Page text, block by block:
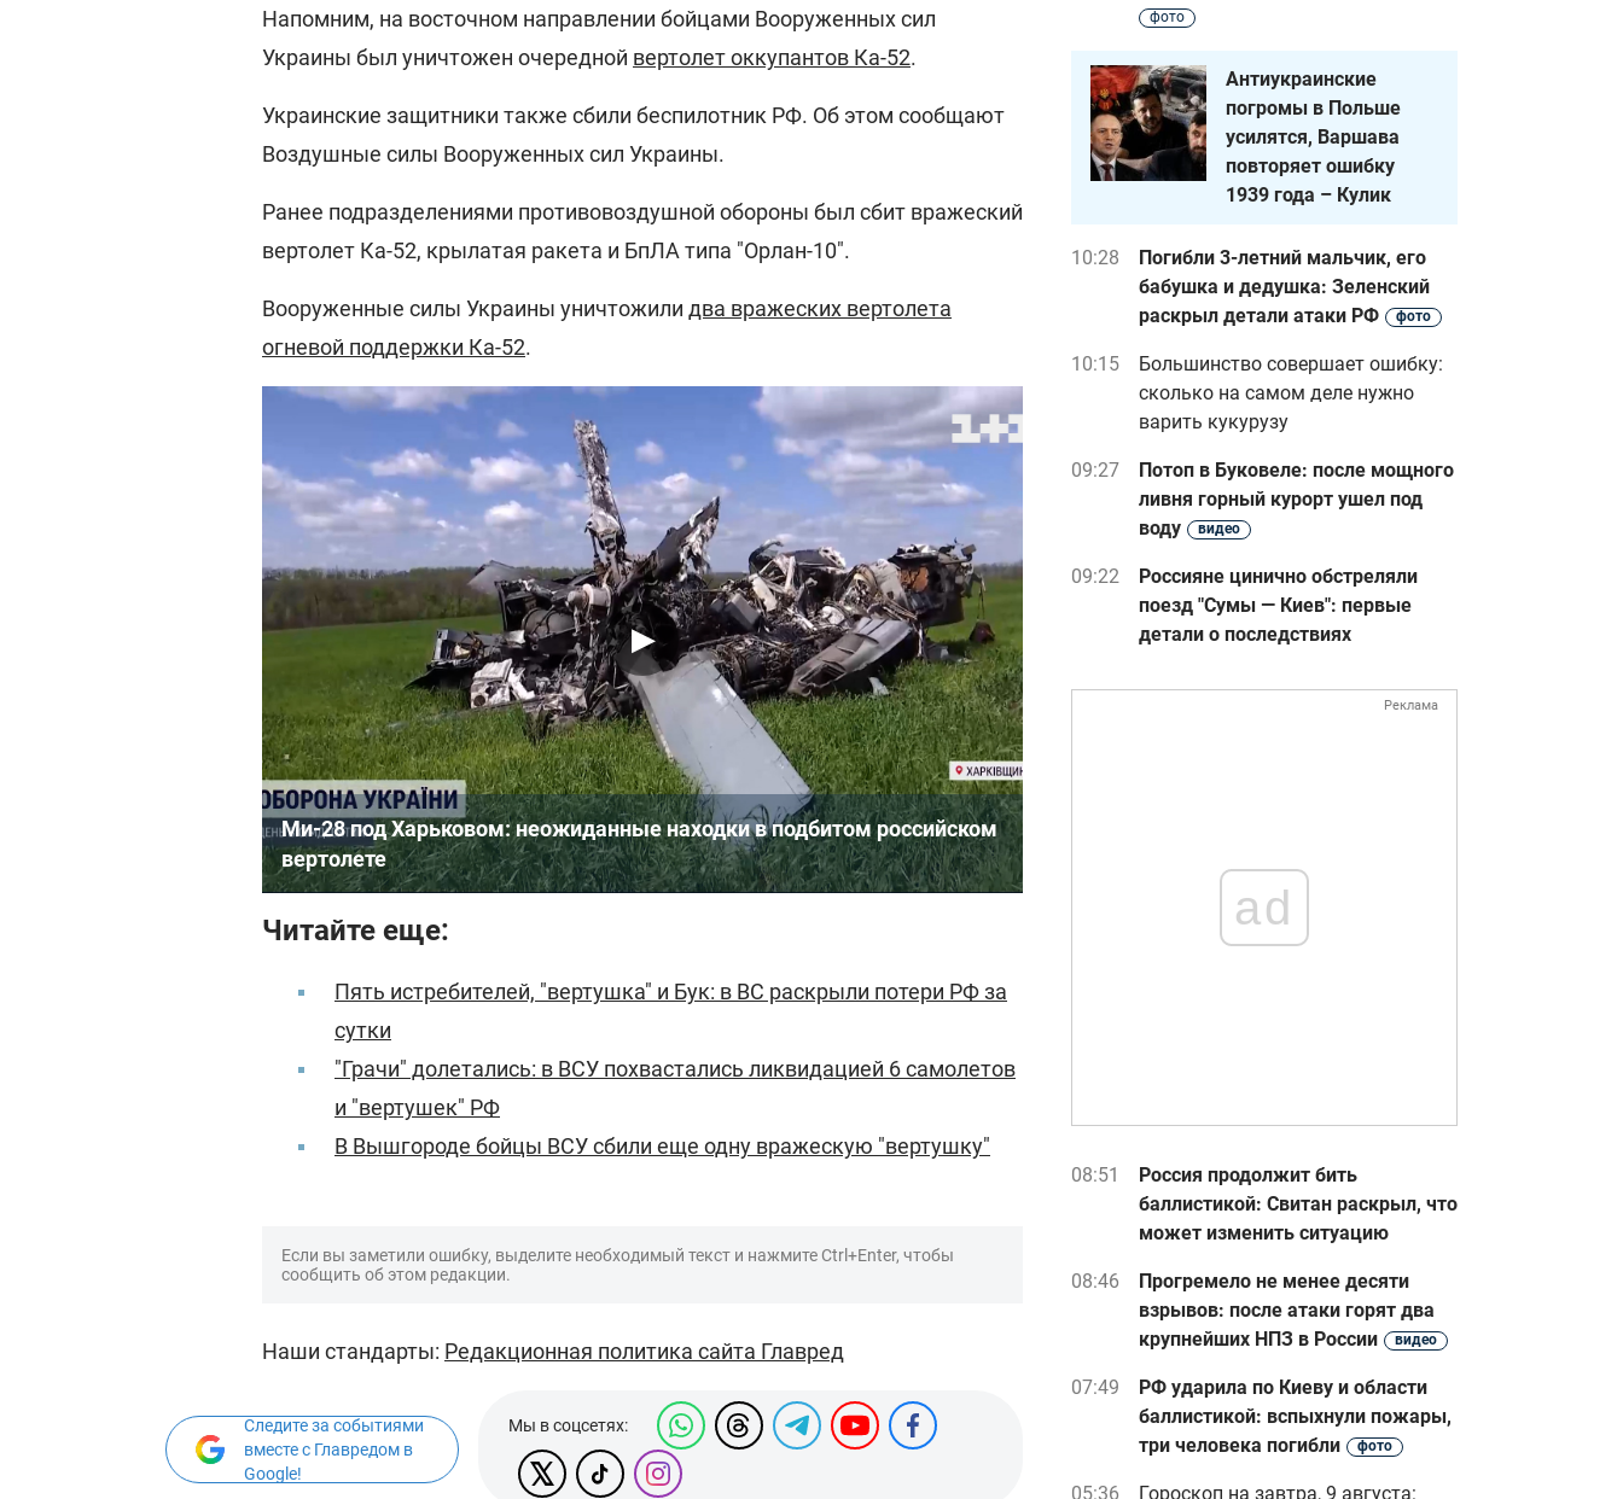
Напомним, на восточном направлении бойцами Вооруженных сил
Украины был уничтожен очередной вертолет оккупантов Ка-52.
Украинские защитники также сбили беспилотник РФ. Об этом сообщают
Воздушные силы Вооруженных сил Украины.
Ранее подразделениями противовоздушной обороны был сбит вражеский
вертолет Ка-52, крылатая ракета и БпЛА типа "Орлан-10".
Вооруженные силы Украины уничтожили два вражеских вертолета
огневой поддержки Ка-52.
Ми-28 под Харьковом: неожиданные находки в подбитом российском
вертолете
Читайте еще:
Пять истребителей, "вертушка" и Бук: в ВС раскрыли потери РФ за
сутки
"Грачи" долетались: в ВСУ похвастались ликвидацией 6 самолетов
и "вертушек" РФ
В Вышгороде бойцы ВСУ сбили еще одну вражескую "вертушку"
Если вы заметили ошибку, выделите необходимый текст и нажмите Ctrl+Enter, чтобы
сообщить об этом редакции.
Наши стандарты: Редакционная политика сайта Главред
Следите за событиями
вместе с Главредом в
Google!
Мы в соцсетях:
фото
Антиукраинские
погромы в Польше
усилятся, Варшава
повторяет ошибку
1939 года – Кулик
10:28
Погибли 3-летний мальчик, его
бабушка и дедушка: Зеленский
раскрыл детали атаки РФ
фото
10:15
Большинство совершает ошибку:
сколько на самом деле нужно
варить кукурузу
09:27
Потоп в Буковеле: после мощного
ливня горный курорт ушел под
воду
видео
09:22
Россияне цинично обстреляли
поезд "Сумы — Киев": первые
детали о последствиях
Реклама
ad
08:51
Россия продолжит бить
баллистикой: Свитан раскрыл, что
может изменить ситуацию
08:46
Прогремело не менее десяти
взрывов: после атаки горят два
крупнейших НПЗ в России
видео
07:49
РФ ударила по Киеву и области
баллистикой: вспыхнули пожары,
три человека погибли
фото
05:36 Гороскоп на завтра, 9 августа: